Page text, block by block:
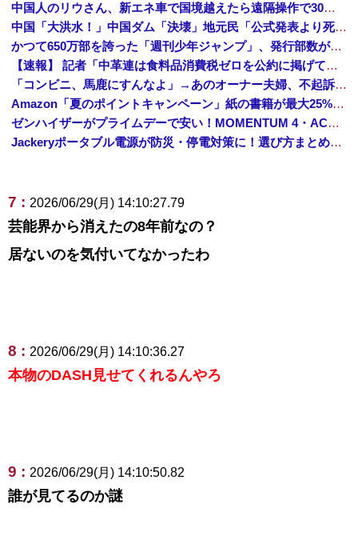
中国人のリウさん、新エネ車で国境越えたら遠隔操作で30時間ロックされる！
中国「大洪水！」中国ダム「決壊」地元民「公式発表より死者多い！」中国政府「住民拘束！（安否不明」中国当局「救助隊動画も削除」台風13号「三峡ダム接近中」→
かつて650万部を誇った「週刊少年ジャンプ」、発行部数が初の100万部割れ
【速報】 記者「中革連は食料品消費税ゼロを公約に掲げていたが？」→階猛氏「そ、それは財源確保という条件付き」
「コンビニ、馬鹿にすんなよ」→あのオーナー夫婦、不起訴ｗｗｗｗｗｗｗｗｗ
Amazon「夏のポイントキャンペーン」紙の書籍が最大25%ポイント還元 対象と条件を整理（2026年7月）
ゼンハイザーがプライムデーで安い！MOMENTUM 4・ACCENTUMなど対象モデルまとめ！
Jackeryポータブル電源が防災・停電対策に！選び方まとめ【プライムデー最終日】
7 : 2026/06/29(月) 14:10:27.79
芸能界から消えたの8年前なの？
居ないのを気付いてなかったわ
8 : 2026/06/29(月) 14:10:36.27
本物のDASH見せてくれるんやろ
9 : 2026/06/29(月) 14:10:50.82
誰が見てるのか謎